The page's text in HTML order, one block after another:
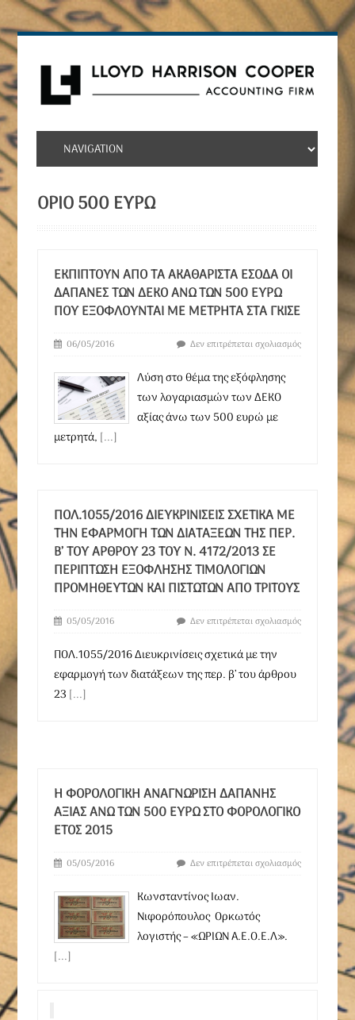
ΟΡΙΟ 500 ΕΥΡΩ
ΕΚΠΊΠΤΟΥΝ ΑΠΌ ΤΑ ΑΚΑΘΆΡΙΣΤΑ ΈΣΟΔΑ ΟΙ
ΔΑΠΆΝΕΣ ΤΩΝ ΔΕΚΟ ΑΝΏ ΤΩΝ 500 ΕΥΡΏ
ΠΟΥ ΕΞΟΦΛΟΎΝΤΑΙ ΜΕ ΜΕΤΡΗΤΆ ΣΤΑ ΓΚΙΣΈ
06/05/2016 Δεν επιτρέπεται σχολιασμός
Λύση στο θέμα της εξόφλησης
των λογαριασμών των ΔΕΚΟ
αξίας άνω των 500 ευρώ με
μετρητά, [...]
ΠΟΛ.1055/2016 ΔΙΕΥΚΡΙΝΊΣΕΙΣ ΣΧΕΤΙΚΆ ΜΕ
ΤΗΝ ΕΦΑΡΜΟΓΉ ΤΩΝ ΔΙΑΤΆΞΕΩΝ ΤΗΣ ΠΕΡ.
Β’ ΤΟΥ ΆΡΘΡΟΥ 23 ΤΟΥ Ν. 4172/2013 ΣΕ
ΠΕΡΊΠΤΩΣΗ ΕΞΌΦΛΗΣΗΣ ΤΙΜΟΛΟΓΊΩΝ
ΠΡΟΜΗΘΕΥΤΏΝ ΚΑΙ ΠΙΣΤΩΤΏΝ ΑΠΌ ΤΡΊΤΟΥΣ
05/05/2016 Δεν επιτρέπεται σχολιασμός
ΠΟΛ.1055/2016 Διευκρινίσεις σχετικά με την
εφαρμογή των διατάξεων της περ. β’ του άρθρου
23 [...]
Η ΦΟΡΟΛΟΓΙΚΉ ΑΝΑΓΝΏΡΙΣΗ ΔΑΠΆΝΗΣ
ΑΞΊΑΣ ΆΝΩ ΤΩΝ 500 ΕΥΡΏ ΣΤΟ ΦΟΡΟΛΟΓΙΚΌ
ΈΤΟΣ 2015
05/05/2016 Δεν επιτρέπεται σχολιασμός
Κωνσταντίνος Ιωαν.
Νιφορόπουλος Ορκωτός
λογιστής – «ΩΡΙΩΝ Α.Ε.Ο.Ε.Λ».
[...]